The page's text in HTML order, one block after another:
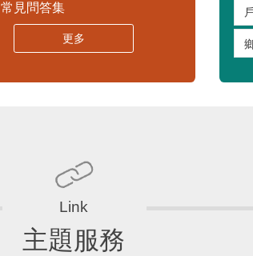
常見問答集
更多
主題服務